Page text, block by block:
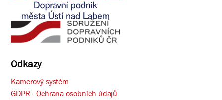
Odkazy
Kamerový systém
GDPR - Ochrana osobních údajů